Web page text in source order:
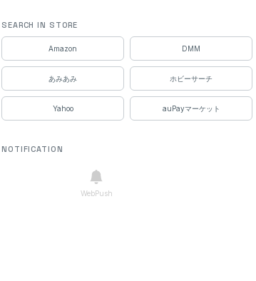
SEARCH IN STORE
Amazon DMM
あみあみ ホビーサーチ
Yahoo auPayマーケット
NOTIFICATION
WebPush